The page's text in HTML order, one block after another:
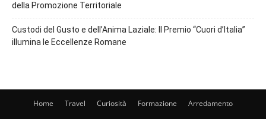
della Promozione Territoriale
Custodi del Gusto e dell’Anima Laziale: Il Premio “Cuori d’Italia”
illumina le Eccellenze Romane
Home Travel Curiosità Formazione Arredamento